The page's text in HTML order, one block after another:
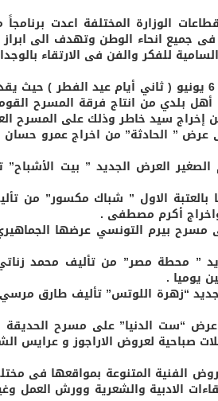
الوزارة المختلفة اعدت برنامجاً
جميع انحاء الوطن وتهدف الى
للفكر والفن فى الارتقاء
من انتاج فرقة المسرح
سيد خاطر وذلك على المسرح
” الحادثة” من اخراج عمرو حسان
العرض الجديد ” بيت الأشباح”
الاول ” شباك مكسور” من
أكرم مصطفى .
بيرم التونسي عرضها
” محطة مصر” من تأليف محمد
يوميا .
“زهرة اللوتس” تأليف طارق
“ست الدنيا” على مسرح الحديقة
صباحية لعروض الاراجوز و عرايس
الفنية المتنوعة بمواقعها فى
الادبية والشعرية وورش العمل